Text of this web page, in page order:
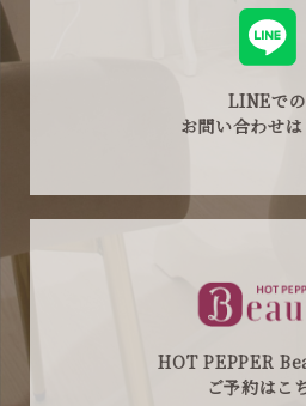
LINEでの
お問い合わせ
HOT PEPPER
ご予約はこ